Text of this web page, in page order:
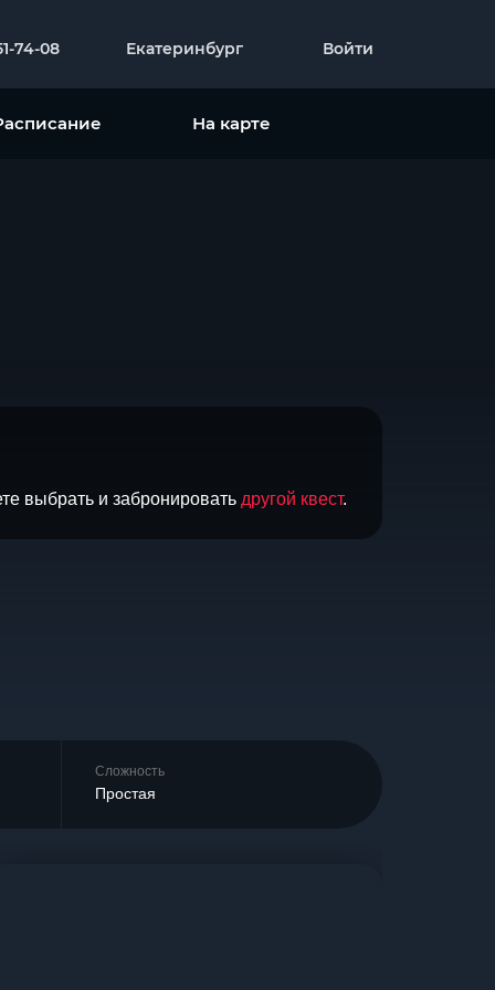
74-08 Екатеринбург Войти
На карте
выбрать и забронировать другой квест.
Сложность
Простая